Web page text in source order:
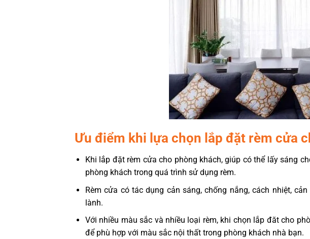
Ưu điểm khi lựa chọn lắp đặt rèm cửa
Khi lắp đặt rèm cửa cho phòng khách, giúp có thể lấy sáng
phòng khách trong quá trình sử dụng rèm.
Rèm cửa có tác dụng cản sáng, chống nắng, cách nhiệt,
lành.
Với nhiều màu sắc và nhiều loại rèm, khi chọn lắp đăt cho
để phù hợp với màu sắc nội thất trong phòng khách nhà bạn.